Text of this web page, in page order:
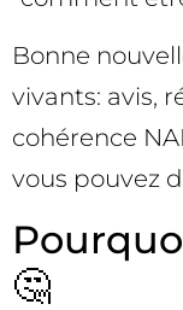
Bonne
vivants: avis,
cohérence
vous pouvez
🤔